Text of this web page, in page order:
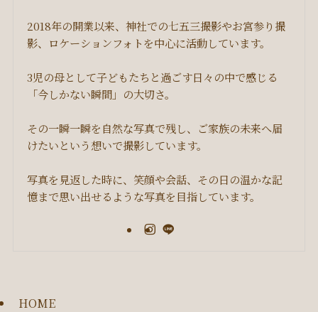
2018年の開業以来、神社での七五三撮影やお宮参り撮
影、ロケーションフォトを中心に活動しています。
3児の母として子どもたちと過ごす日々の中で感じる
「今しかない瞬間」の大切さ。
その一瞬一瞬を自然な写真で残し、ご家族の未来へ届
けたいという想いで撮影しています。
写真を見返した時に、笑顔や会話、その日の温かな記
憶まで思い出せるような写真を目指しています。
HOME